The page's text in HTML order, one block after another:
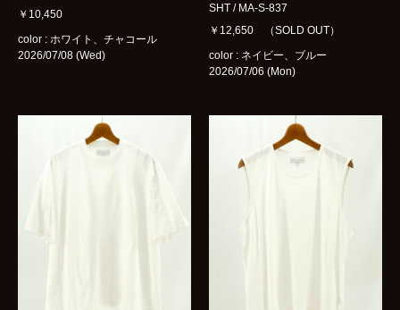
shop
Instagram
￥10,450
color : ホワイト、チャコール
2026/07/08 (Wed)
SHT / MA-S-837
￥12,650 （SOLD OUT）
color : ネイビー、ブルー
2026/07/06 (Mon)